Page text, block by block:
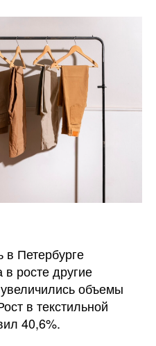
Петербурге
росте другие
объемы
в текстильной
40,6%.